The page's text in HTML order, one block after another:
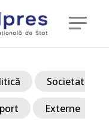
Societate
Externe